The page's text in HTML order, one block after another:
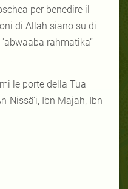
per benedire il
di Allah siano su di
rahmatika”
le porte della Tua
Nissâ'i, Ibn Majah, Ibn